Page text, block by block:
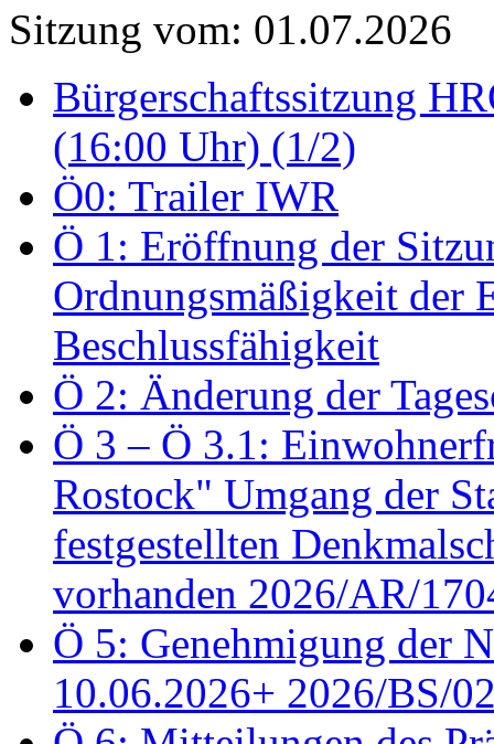
Sitzung vom: 01.07.2026
Bürgerschaftssitzung
(16:00 Uhr) (1/2)
Ö0: Trailer IWR
Ö 1: Eröffnung der
Ordnungsmäßigkeit der
Beschlussfähigkeit
Ö 2: Änderung der
Ö 3 – Ö 3.1:
Rostock" Umgang der
festgestellten
vorhanden 2026/AR/
Ö 5: Genehmigung der
10.06.2026+ 2026/BS/